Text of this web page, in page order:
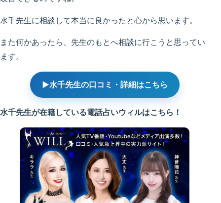
水千先生に相談して本当に良かったと心から思います。
また何かあったら、先生のもとへ相談に行こうと思ってい
ます。
▶水千先生の口コミ・詳細はこちら
水千先生が在籍している電話占いウィルはこちら！